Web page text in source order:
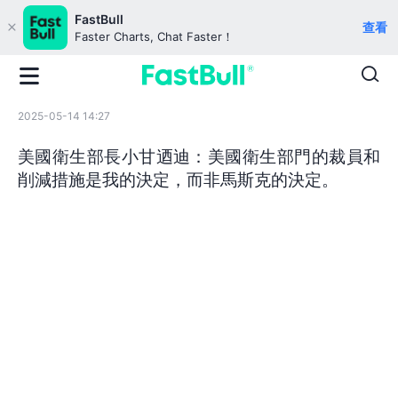
FastBull
Faster Charts, Chat Faster！
查看
2025-05-14 14:27
美國衛生部長小甘迺迪：美國衛生部門的裁員和
削減措施是我的決定，而非馬斯克的決定。